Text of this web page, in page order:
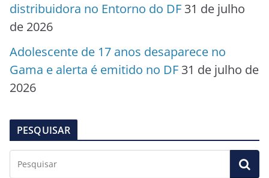
distribuidora no Entorno do DF 31 de julho
de 2026
Adolescente de 17 anos desaparece no
Gama e alerta é emitido no DF 31 de julho de
2026
PESQUISAR